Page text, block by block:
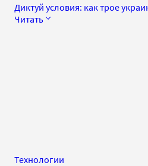
Диктуй условия: как трое
Читать
Технологии